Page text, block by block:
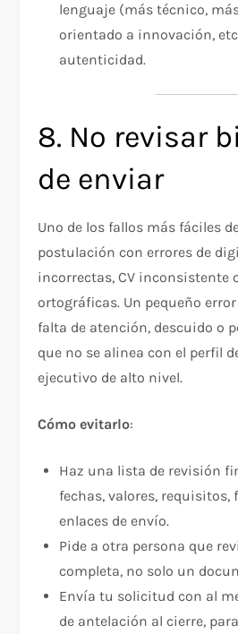
lenguaje (más técnico,
orientado a innovación,
autenticidad.
8. No revisar
de enviar
Uno de los fallos más fáciles
postulación con errores de
incorrectas, CV inconsistente
ortográficas. Un pequeño
falta de atención, descuido o
que no se alinea con el perfil
ejecutivo de alto nivel.
Cómo evitarlo:
Haz una lista de revisión
fechas, valores,
enlaces de envío.​
Pide a otra persona que
completa, no solo un
Envía tu solicitud con al
de antelación al cierre,